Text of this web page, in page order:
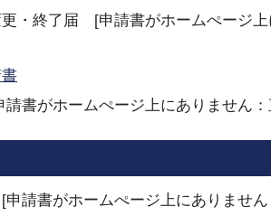
・終了届 [申請書がホームぺージ
書がホームぺージ上にありません：
請書がホームぺージ上にありません